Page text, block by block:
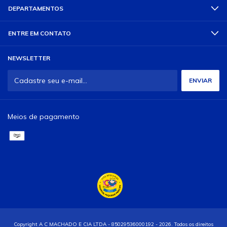
DEPARTAMENTOS
ENTRE EM CONTATO
NEWSLETTER
Meios de pagamento
Copyright A C MACHADO E CIA LTDA - 85029536000192 - 2026. Todos os direitos